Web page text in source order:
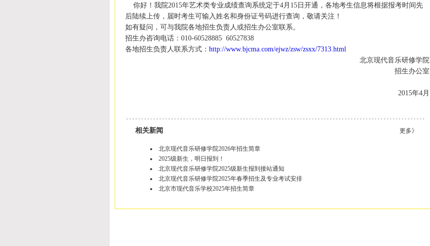
你好！我院2015年艺术类专业成绩查询系统定于4月 15 日开通，各地考生信息将根据报考时间先
后陆续上传，届时考生可输入姓名和身份证号码进行查询，敬请关注！
如有疑问，可与我院各地招生负责人或招生办公室联系。
招生办咨询电话： 010-60528885 60527838
各地招生负责人联系方式： http://www.bjcma.com/ejwz/zsw/zsxx/7313.html
北京现代音乐研修学院
招生办公室
2015年4月
相关新闻 更多》
北京现代音乐研修学院2026年招生简章
2025级新生，明日报到！
北京现代音乐研修学院2025级新生报到接站通知
北京现代音乐研修学院2025年春季招生及专业考试安排
北京市现代音乐学校2025年招生简章